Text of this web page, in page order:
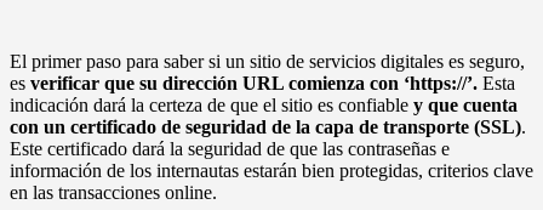
El primer paso para saber si un sitio de servicios digitales es seguro,
es verificar que su dirección URL comienza con ‘https://’. Esta
indicación dará la certeza de que el sitio es confiable y que cuenta
con un certificado de seguridad de la capa de transporte (SSL).
Este certificado dará la seguridad de que las contraseñas e
información de los internautas estarán bien protegidas, criterios clave
en las transacciones online.